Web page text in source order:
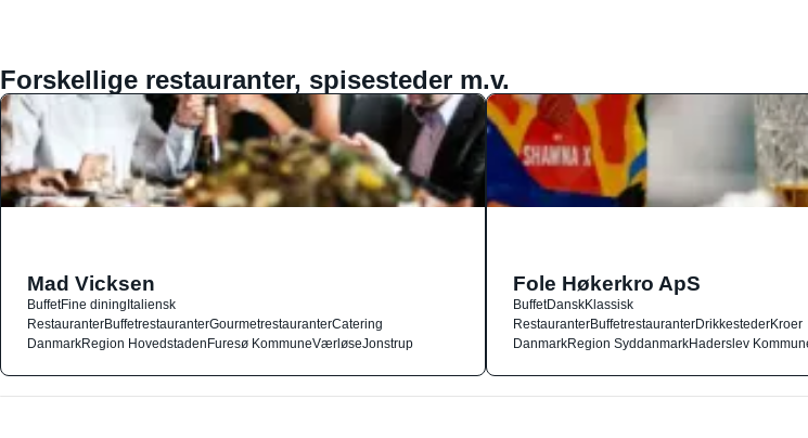
Forskellige restauranter, spisesteder m.v.
Mad Vicksen
BuffetFine diningItaliensk
RestauranterBuffetrestauranterGourmetrestauranterCatering
DanmarkRegion HovedstadenFuresø KommuneVærløseJonstrup
Fole Høkerkro ApS
BuffetDanskKlassisk
RestauranterBuffetrestauranterDrikkestederKroer
DanmarkRegion SyddanmarkHaderslev